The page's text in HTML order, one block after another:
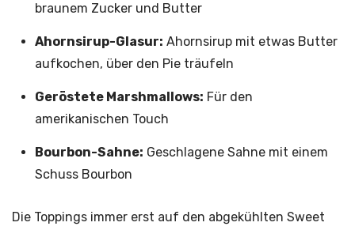
braunem Zucker und Butter
Ahornsirup-Glasur: Ahornsirup mit etwas Butter
aufkochen, über den Pie träufeln
Geröstete Marshmallows: Für den
amerikanischen Touch
Bourbon-Sahne: Geschlagene Sahne mit einem
Schuss Bourbon
Die Toppings immer erst auf den abgekühlten Sweet